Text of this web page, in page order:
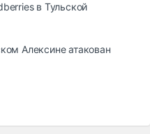
в Тульской
Алексине атакован